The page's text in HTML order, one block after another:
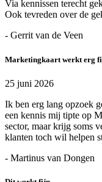
Via kennissen terecht
Ook tevreden over de
- Gerrit van de Veen
Marketingkaart werkt erg
25 juni 2026
Ik ben erg lang opzoek
een kennis mij tipte op
sector, maar krijg soms
klanten toch wil helpen
- Martinus van Dongen